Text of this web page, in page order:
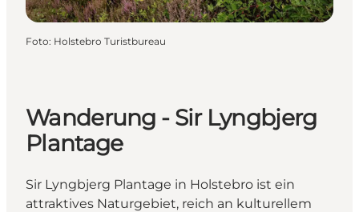
Foto: Holstebro Turistbureau
Wanderung - Sir Lyngbjerg
Plantage
Sir Lyngbjerg Plantage in Holstebro ist ein
attraktives Naturgebiet, reich an kulturellem